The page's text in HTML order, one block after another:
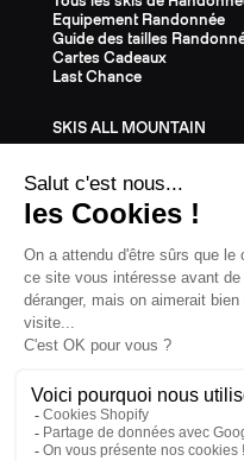
Equipement Randonnée
Guide des tailles
Cartes Cadeaux
Last Chance
SKIS ALL MOUNTAIN
Guide des tailles All
Cartes Cadeaux
Last Chance
ÉQUIPEMENT
Tout l'Équipement
Casques
Fixations
Bâtons
Couteaux
Textile
Cartes Cadeaux
Last Chance